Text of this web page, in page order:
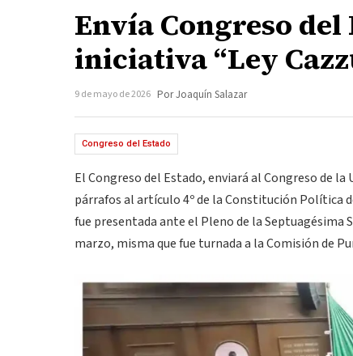
Envía Congreso
iniciativa “Ley
9 de mayo de 2026 Por Joaquín Salazar
Congreso del Estado
El Congreso del Estado, enviará al Congreso de
párrafos al artículo 4º de la Constitución Política
fue presentada ante el Pleno de la Septuagésima
marzo, misma que fue turnada a la Comisión de